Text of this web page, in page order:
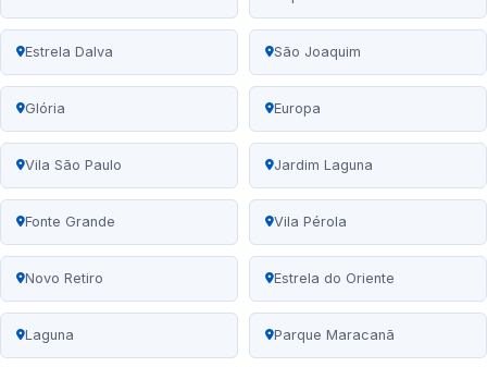
Estrela Dalva São Joaquim
Glória Europa
Vila São Paulo Jardim Laguna
Fonte Grande Vila Pérola
Novo Retiro Estrela do Oriente
Laguna Parque Maracanã